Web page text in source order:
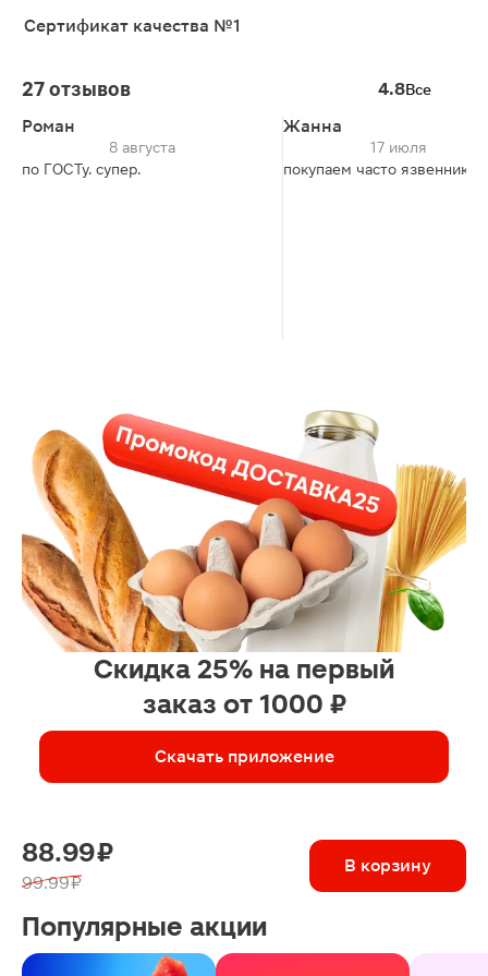
Сертификат качества №1
27 отзывов 4.8Все
Роман
8 августа
по ГОСТу. супер.
Жанна
17 июля
покупаем часто язвеннику
Скидка 25% на первый
заказ от 1000 ₽
Скачать приложение
88.99 ₽
99.99 ₽
В корзину
Популярные акции